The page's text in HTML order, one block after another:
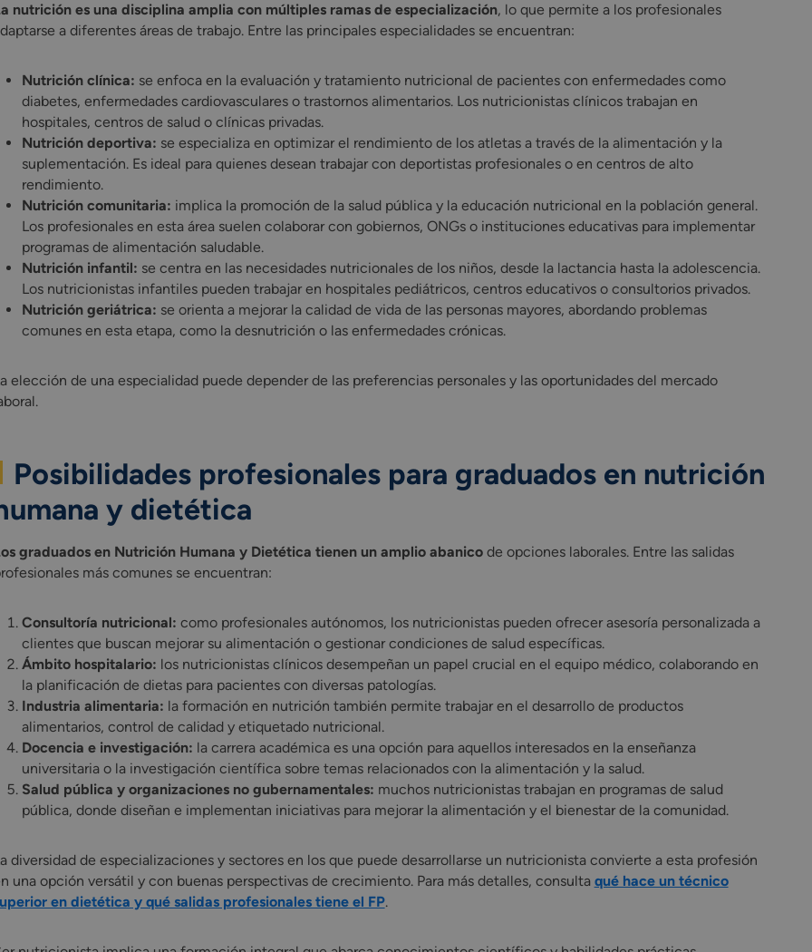
nutrición es una disciplina amplia con múltiples ramas de especialización, lo que permite a los profesionales
a diferentes áreas de trabajo. Entre las principales especialidades se encuentran:
Nutrición clínica: se enfoca en la evaluación y tratamiento nutricional de pacientes con enfermedades como
diabetes, enfermedades cardiovasculares o trastornos alimentarios. Los nutricionistas clínicos trabajan en
hospitales, centros de salud o clínicas privadas.
Nutrición deportiva: se especializa en optimizar el rendimiento de los atletas a través de la alimentación y la
suplementación. Es ideal para quienes desean trabajar con deportistas profesionales o en centros de alto
rendimiento.
Nutrición comunitaria: implica la promoción de la salud pública y la educación nutricional en la población general.
Los profesionales en esta área suelen colaborar con gobiernos, ONGs o instituciones educativas para implementar
programas de alimentación saludable.
Nutrición infantil: se centra en las necesidades nutricionales de los niños, desde la lactancia hasta la adolescencia.
Los nutricionistas infantiles pueden trabajar en hospitales pediátricos, centros educativos o consultorios privados.
Nutrición geriátrica: se orienta a mejorar la calidad de vida de las personas mayores, abordando problemas
comunes en esta etapa, como la desnutrición o las enfermedades crónicas.
elección de una especialidad puede depender de las preferencias personales y las oportunidades del mercado
Posibilidades profesionales para graduados en nutrición
y dietética
graduados en Nutrición Humana y Dietética tienen un amplio abanico de opciones laborales. Entre las salidas
más comunes se encuentran:
Consultoría nutricional: como profesionales autónomos, los nutricionistas pueden ofrecer asesoría personalizada a
clientes que buscan mejorar su alimentación o gestionar condiciones de salud específicas.
Ámbito hospitalario: los nutricionistas clínicos desempeñan un papel crucial en el equipo médico, colaborando en
la planificación de dietas para pacientes con diversas patologías.
Industria alimentaria: la formación en nutrición también permite trabajar en el desarrollo de productos
alimentarios, control de calidad y etiquetado nutricional.
Docencia e investigación: la carrera académica es una opción para aquellos interesados en la enseñanza
universitaria o la investigación científica sobre temas relacionados con la alimentación y la salud.
Salud pública y organizaciones no gubernamentales: muchos nutricionistas trabajan en programas de salud
pública, donde diseñan e implementan iniciativas para mejorar la alimentación y el bienestar de la comunidad.
diversidad de especializaciones y sectores en los que puede desarrollarse un nutricionista convierte a esta profesión
una opción versátil y con buenas perspectivas de crecimiento. Para más detalles, consulta qué hace un técnico
en dietética y qué salidas profesionales tiene el FP.